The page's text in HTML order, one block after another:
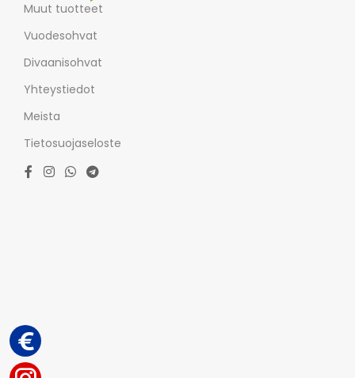
Muut tuotteet
Vuodesohvat
Divaanisohvat
Yhteystiedot
Meista
Tietosuojaseloste